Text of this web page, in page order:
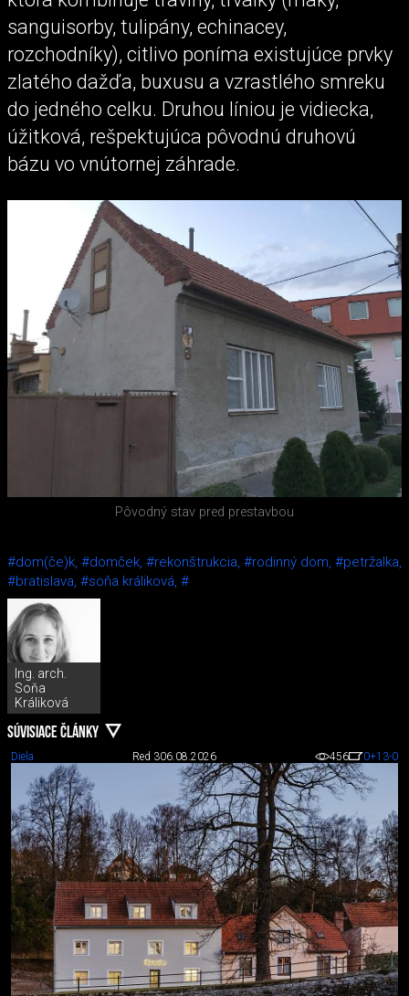
sanguisorby, tulipány, echinacey,
rozchodníky), citlivo poníma existujúce prvky
zlatého dažďa, buxusu a vzrastlého smreku
do jedného celku. Druhou líniou je vidiecka,
úžitková, rešpektujúca pôvodnú druhovú
bázu vo vnútornej záhrade.
Pôvodný stav pred prestavbou
#dom(če)k, #domček, #rekonštrukcia, #rodinný dom, #petržalka,
#bratislava, #soňa králiková, #
Ing. arch.
Soňa
Králiková
SÚVISIACE ČLÁNKY
Diela Red 306.08.2026 456 0+13-0